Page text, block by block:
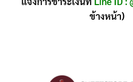
ข้างหน้า)